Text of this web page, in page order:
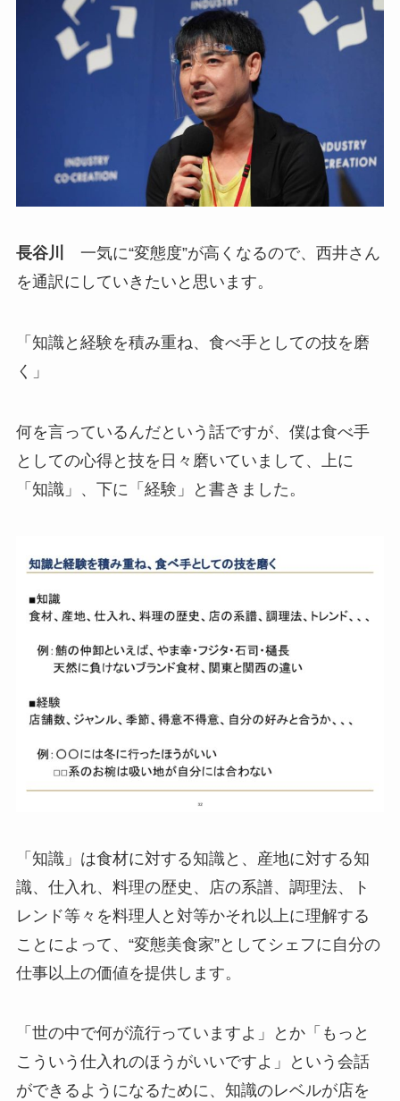
長谷川
一気に“変態度”が高くなるので、西井さん
を通訳にしていきたいと思います。
「知識と経験を積み重ね、食べ手としての技を磨
く」
何を言っているんだという話ですが、僕は食べ手
としての心得と技を日々磨いていまして、上に
「知識」、下に「経験」と書きました。
「知識」は食材に対する知識と、産地に対する知
識、仕入れ、料理の歴史、店の系譜、調理法、ト
レンド等々を料理人と対等かそれ以上に理解する
ことによって、“変態美食家”としてシェフに自分の
仕事以上の価値を提供します。
「世の中で何が流行っていますよ」とか「もっと
こういう仕入れのほうがいいですよ」という会話
ができるようになるために、知識のレベルが店を